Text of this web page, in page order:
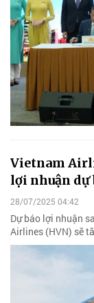
Vietnam
lợi nhuận dự
28/07/2025 04:42
Dự báo lợi nhuận
Airlines (HVN) sẽ